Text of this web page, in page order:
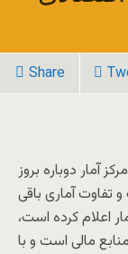
Share
آمار دوباره بروز
تفاوت آماری باقی
اعلام کرده است،
مالی است و با